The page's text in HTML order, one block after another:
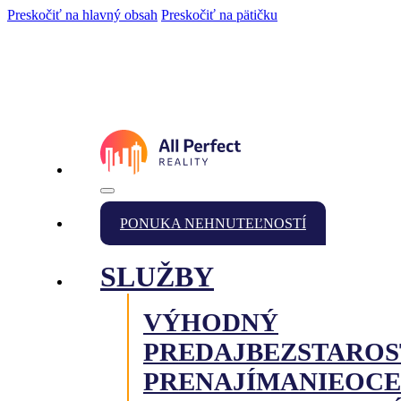
Preskočiť na hlavný obsah Preskočiť na pätičku
PONUKA NEHNUTEĽNOSTÍ
SLUŽBY
VÝHODNÝ
PREDAJ
PRENAJÍMANIE